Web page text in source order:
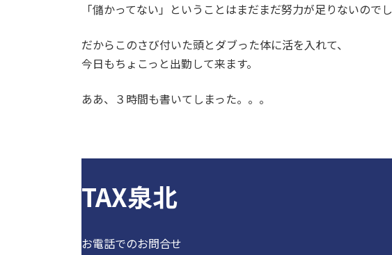
「儲かってない」ということはまだまだ努力が足りないのでし
だからこのさび付いた頭とダブった体に活を入れて、
今日もちょこっと出勤して来ます。
ああ、３時間も書いてしまった。。。
TAX泉北
お電話でのお問合せ